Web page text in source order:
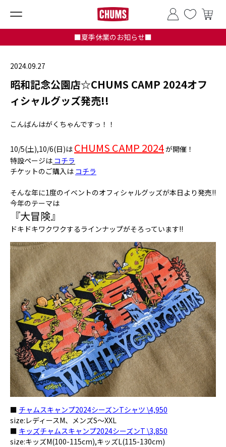
■夏季休業のお知らせ■
2024.09.27
昭和記念公園店☆CHUMS CAMP 2024オフ
ィシャルグッズ発売!!
こんばんはがくちゃんですっ！！
10/5(土),10/6(日)は CHUMS CAMP 2024が開催！
特設ページは コチラ
チケットのご購入は コチラ
そんな年に1度のイベントのオフィシャルグッズが本日より発売!!
今年のテーマは
『大冒険』
ドキドキワクワクするラインナップがそろっています!!
■ チャムスキャンプ2024シーズンTシャツ \4,950
size:レディースM、メンズS～XXL
■ キッズチャムスキャンプ2024シーズンT \3,850
size:キッズM(100-115cm),キッズL(115-130cm)